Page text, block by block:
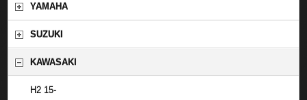
YAMAHA
SUZUKI
KAWASAKI
H2 15-